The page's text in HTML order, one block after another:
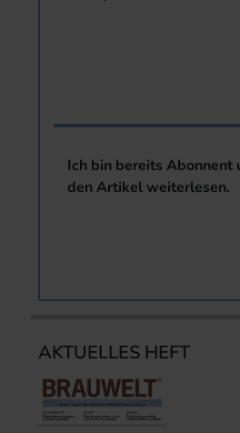
Ich bin bereits Abonnent
den Artikel weiterlesen.
AKTUELLES HEFT